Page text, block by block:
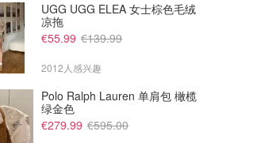
UGG UGG ELEA 女士棕色毛绒
凉拖
€55.99 €139.99
2012人感兴趣
Polo Ralph Lauren 单肩包 橄榄
绿金色
€279.99 €595.00